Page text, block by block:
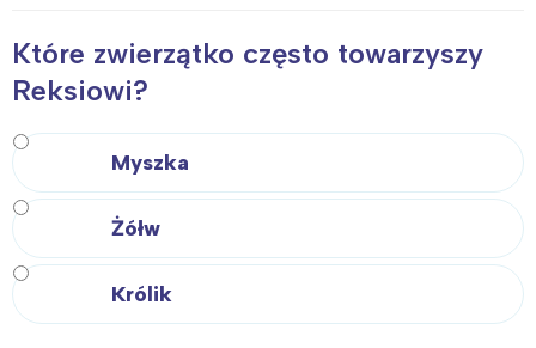
Które zwierzątko często towarzyszy
Reksiowi?
Myszka
Żółw
Królik